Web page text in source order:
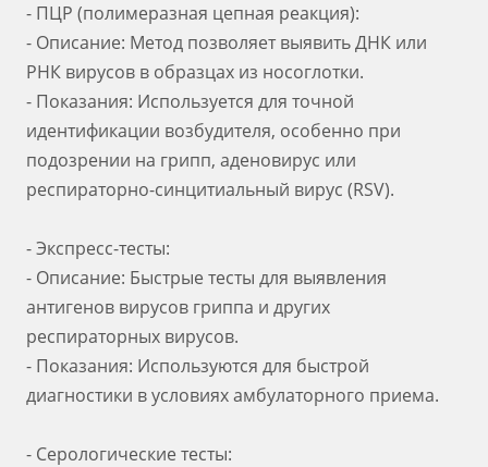
- ПЦР (полимеразная цепная реакция):
- Описание: Метод позволяет выявить ДНК или
РНК вирусов в образцах из носоглотки.
- Показания: Используется для точной
идентификации возбудителя, особенно при
подозрении на грипп, аденовирус или
респираторно-синцитиальный вирус (RSV).
- Экспресс-тесты:
- Описание: Быстрые тесты для выявления
антигенов вирусов гриппа и других
респираторных вирусов.
- Показания: Используются для быстрой
диагностики в условиях амбулаторного приема.
- Серологические тесты: